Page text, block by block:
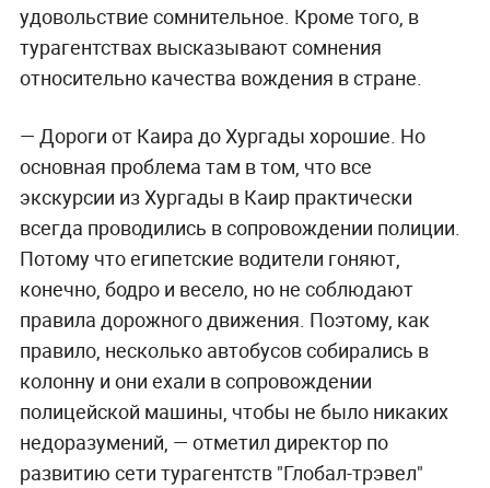
удовольствие сомнительное. Кроме того, в
турагентствах высказывают сомнения
относительно качества вождения в стране.
— Дороги от Каира до Хургады хорошие. Но
основная проблема там в том, что все
экскурсии из Хургады в Каир практически
всегда проводились в сопровождении полиции.
Потому что египетские водители гоняют,
конечно, бодро и весело, но не соблюдают
правила дорожного движения. Поэтому, как
правило, несколько автобусов собирались в
колонну и они ехали в сопровождении
полицейской машины, чтобы не было никаких
недоразумений, — отметил директор по
развитию сети турагентств "Глобал-трэвел"